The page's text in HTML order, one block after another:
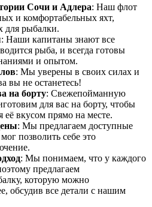
Сочи и Адлера: Наш флот
и комфортабельных яхт,
для рыбалки.
: Наши капитаны знают все
рыба, и всегда готовы
и опытом.
: Мы уверены в своих силах и
вы не останетесь!
на борту: Свежепойманную
для вас на борту, чтобы
её вкусом прямо на месте.
: Мы предлагаем доступные
позволить себе это
: Мы понимаем, что у каждого
предлагаем
которую можно
обсудив все детали с нашим